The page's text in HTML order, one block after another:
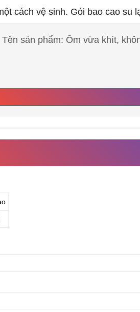
cách vệ sinh. Gói bao cao su
Tên sản phẩm: Ôm vừa khít,